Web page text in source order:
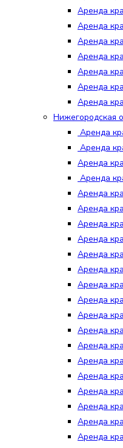
Аренда
Аренда
Аренда
Аренда
Аренда
Аренда
Аренда
Нижегородская
Аренда
Аренда
Аренда
Аренда
Аренда
Аренда
Аренда
Аренда
Аренда
Аренда
Аренда
Аренда
Аренда
Аренда
Аренда
Аренда
Аренда
Аренда
Аренда
Аренда
Аренда